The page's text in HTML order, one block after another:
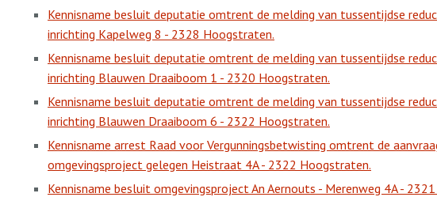
Kennisname besluit deputatie omtrent de melding van tussentijdse
inrichting Kapelweg 8 - 2328 Hoogstraten.
Kennisname besluit deputatie omtrent de melding van tussentijdse
inrichting Blauwen Draaiboom 1 - 2320 Hoogstraten.
Kennisname besluit deputatie omtrent de melding van tussentijdse
inrichting Blauwen Draaiboom 6 - 2322 Hoogstraten.
Kennisname arrest Raad voor Vergunningsbetwisting omtrent de
omgevingsproject gelegen Heistraat 4A - 2322 Hoogstraten.
Kennisname besluit omgevingsproject An Aernouts - Merenweg 4A -